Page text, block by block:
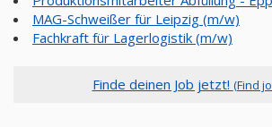
MAG-Schweißer für Leipzig (m/w)
Fachkraft für Lagerlogistik (m/w)
Finde deinen Job jetzt! (Find